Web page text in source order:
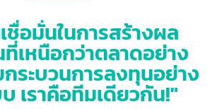
อมั่นในการสร้างผล
เหนือกว่าตลาดอย่าง
ระบวนการลงทุนอย่าง
เราคือทีมเดียวกัน!"